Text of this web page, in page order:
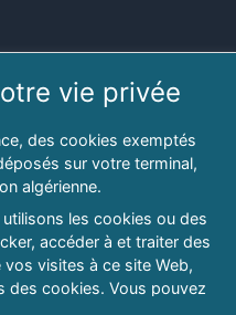
vie privée
des cookies exemptés
sur votre terminal,
algérienne.
les cookies ou des
accéder à et traiter des
visites à ce site Web,
des cookies. Vous pouvez